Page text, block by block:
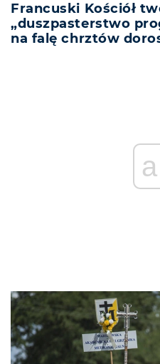
Francuski Kościół
„duszpasterstwo
na falę chrztów